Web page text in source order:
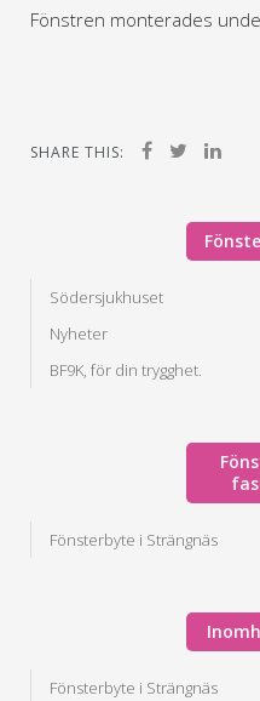
Fönstren monterades
SHARE THIS:
Södersjukhuset
Nyheter
BF9K, för din trygghet.
Fönsterbyte i Strängnäs
Fönsterbyte i Strängnäs